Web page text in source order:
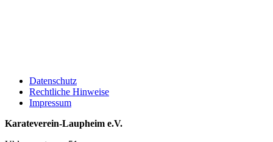
Datenschutz
Rechtliche Hinweise
Impressum
Karateverein-Laupheim e.V.